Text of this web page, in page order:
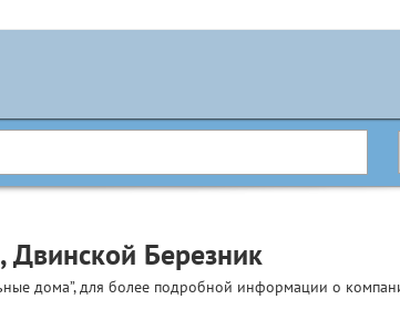
Березник
дома”, для более подробной информации о